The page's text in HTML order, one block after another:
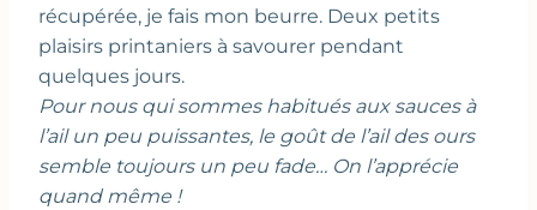
récupérée, je fais mon beurre. Deux petits
plaisirs printaniers à savourer pendant
quelques jours.
Pour nous qui sommes habitués aux sauces à
l’ail un peu puissantes, le goût de l’ail des ours
semble toujours un peu fade… On l’apprécie
quand même !